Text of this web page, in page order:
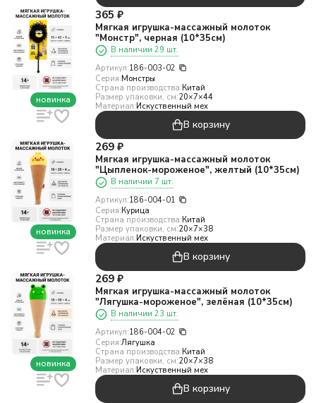
новинка
365 ₽
Мягкая игрушка-массажный молоток
"Монстр", черная (10*35см)
В наличии 29 шт.
Артикул:186-003-02
Серия:Монстры
Страна производства:Китай
Размер упаковки, см:20×7×44
Материал:Искуственный мех
В корзину
новинка
269 ₽
Мягкая игрушка-массажный молоток
"Цыпленок-мороженое", желтый (10*35см)
В наличии 7 шт.
Артикул:186-004-01
Серия:Курица
Страна производства:Китай
Размер упаковки, см:20×7×38
Материал:Искуственный мех
В корзину
новинка
269 ₽
Мягкая игрушка-массажный молоток
"Лягушка-мороженое", зелёная (10*35см)
В наличии 23 шт.
Артикул:186-004-02
Серия:Лягушка
Страна производства:Китай
Размер упаковки, см:20×7×38
Материал:Искуственный мех
В корзину